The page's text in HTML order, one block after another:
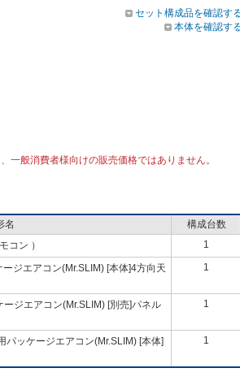
セット構成品を確認す
本体を確認す
般消費者様向けの販売価格ではありません。
名
構成台数
コン ） 1
ージエアコン(Mr.SLIM) [本体]4方向天
1
ージエアコン(Mr.SLIM) [別売]パネル
1
パッケージエアコン(Mr.SLIM) [本体]
1